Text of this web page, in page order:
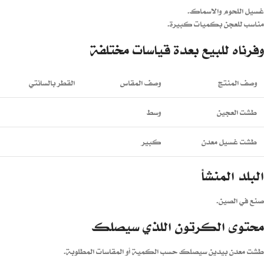
غسيل اللحوم والاسماك.
مناسب للعجن بكميات كبيرة.
وفرناه للبيع بعدة قياسات مختلفة
وصف المنتج وصف المقاس القطر بالسانتي
طشت العجين وسط
طشت غسيل معدن كبير
البلد المنشأ
صنع في الصين.
محتوى الكرتون اللذي سيصلك
طشت معدن بيدين سيصلك حسب الكمية أو المقاسات المطلوبة.